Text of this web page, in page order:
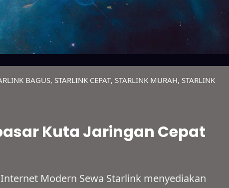
BAGUS, STARLINK CEPAT, STARLINK MURAH, STARLINK
Kuta Jaringan Cepat
Modern Sewa Starlink menyediakan